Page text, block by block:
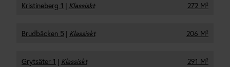
Kristineberg 1 | Klassiskt 272 M²
Brudbäcken 5 | Klassiskt 206 M²
Grytsäter 1 | Klassiskt 291 M²